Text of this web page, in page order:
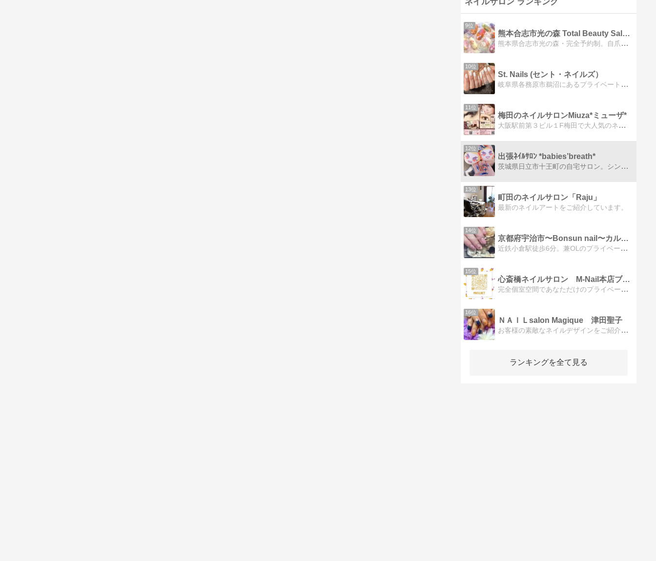
ネイルサロン ランキング
9位
熊本合志市光の森 Total Beauty Salon福屋。
熊本県合志市光の森・完全予約制。自爪を削らないジェル取扱サロン。世界最速・純国産脱毛器熊本初導入！低価格で、貴女のトータルオシャレを応援します！
10位
St. Nails (セント・ネイルズ）
岐阜県各務原市鵜沼にあるプライベートネイルサロンのBlogです。随時、お客様ネイルなどを紹介しています。
11位
梅田のネイルサロンMiuza*ミューザ*
大阪駅前第３ビル１F梅田で大人気のネイル梅田のかわいいネイルサロンMiuza*ミューザ*人気の秘密をのぞいてみませんか？
12位
出張ﾈｲﾙｻﾛﾝ *babies’breath*
茨城県日立市十王町の自宅サロン。シンプルから痛ネイルまで幅広く対応しています。
13位
町田のネイルサロン「Raju」
最新のネイルアートをご紹介しています。
14位
京都府宇治市〜Bonsun nail〜カルジェル100%
近鉄小倉駅徒歩6分。兼OLのプライベートネイルサロン。お爪を痛めず継続できるカルジェル100%施術でおもてなし。
15位
心斎橋ネイルサロン M-Nail本店ブログ
完全個室空間であなただけのプライベートを満喫してくださいお客様にゆったりとリラックスをしてお手入れを受けて頂くために、完全個室体制にしいます。
16位
ＮＡＩＬsalon Magique 津田聖子
お客様の素敵なネイルデザインをご紹介！心も指先もキラキラネイル。最新ネイルをご紹介します
ランキングを全て見る